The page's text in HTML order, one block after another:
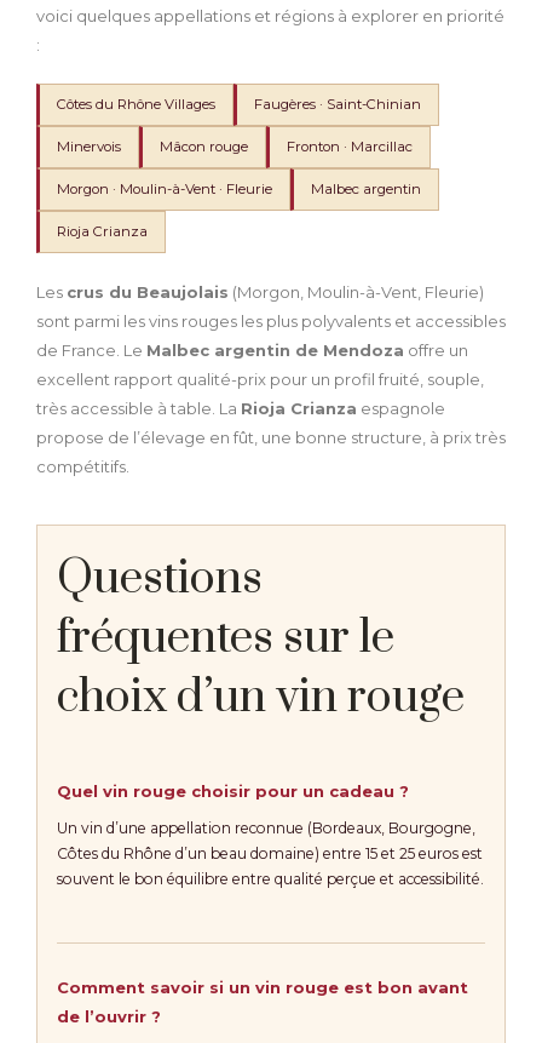
voici quelques appellations et régions à explorer en priorité
:
Côtes du Rhône Villages Faugères · Saint-Chinian
Minervois Mâcon rouge Fronton · Marcillac
Morgon · Moulin-à-Vent · Fleurie Malbec argentin
Rioja Crianza
Les crus du Beaujolais (Morgon, Moulin-à-Vent, Fleurie)
sont parmi les vins rouges les plus polyvalents et accessibles
de France. Le Malbec argentin de Mendoza offre un
excellent rapport qualité-prix pour un profil fruité, souple,
très accessible à table. La Rioja Crianza espagnole
propose de l’élevage en fût, une bonne structure, à prix très
compétitifs.
Questions
fréquentes sur le
choix d’un vin rouge
Quel vin rouge choisir pour un cadeau ?
Un vin d’une appellation reconnue (Bordeaux, Bourgogne,
Côtes du Rhône d’un beau domaine) entre 15 et 25 euros est
souvent le bon équilibre entre qualité perçue et accessibilité.
Comment savoir si un vin rouge est bon avant
de l’ouvrir ?